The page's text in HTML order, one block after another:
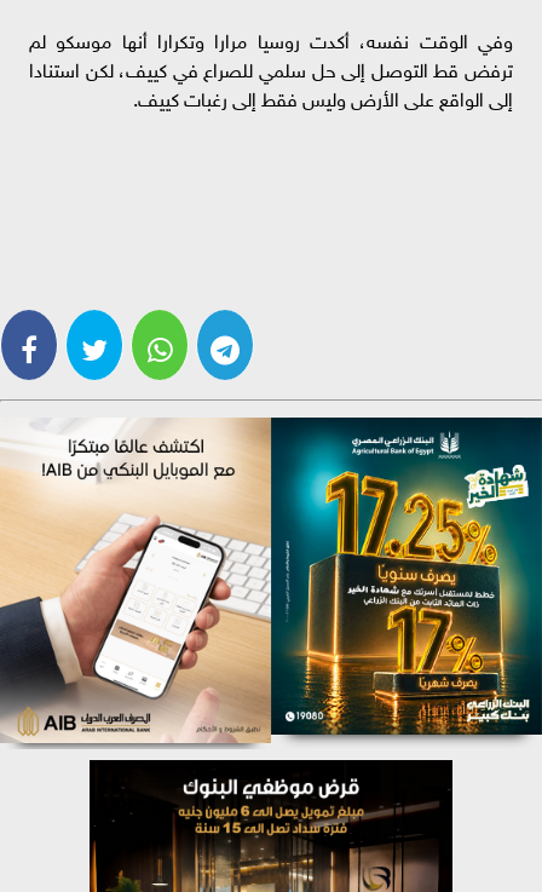
وفي الوقت نفسه، أكدت روسيا مرارا وتكرارا أنها موسكو لم
ترفض قط التوصل إلى حل سلمي للصراع في كييف، لكن استنادا
إلى الواقع على الأرض وليس فقط إلى رغبات كييف.